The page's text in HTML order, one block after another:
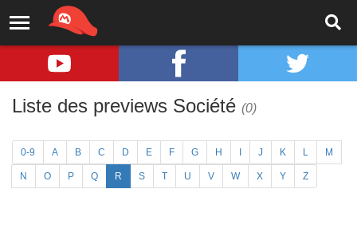
Liste des previews Société (0)
0-9 A B C D E F G H J K L M
N O P Q R S T U V W X Y Z